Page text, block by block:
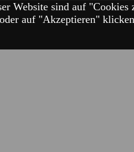
Website sind auf
auf "Akzeptieren"